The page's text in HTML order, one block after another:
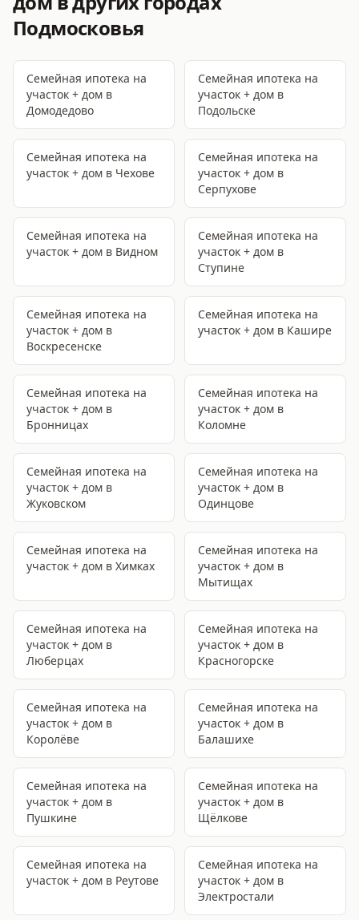
Подмосковья
Семейная ипотека на
участок + дом в
Домодедово
Семейная ипотека на
участок + дом в
Подольске
Семейная ипотека на
участок + дом в Чехове
Семейная ипотека на
участок + дом в
Серпухове
Семейная ипотека на
участок + дом в Видном
Семейная ипотека на
участок + дом в
Ступине
Семейная ипотека на
участок + дом в
Воскресенске
Семейная ипотека на
участок + дом в Кашире
Семейная ипотека на
участок + дом в
Бронницах
Семейная ипотека на
участок + дом в
Коломне
Семейная ипотека на
участок + дом в
Жуковском
Семейная ипотека на
участок + дом в
Одинцове
Семейная ипотека на
участок + дом в Химках
Семейная ипотека на
участок + дом в
Мытищах
Семейная ипотека на
участок + дом в
Люберцах
Семейная ипотека на
участок + дом в
Красногорске
Семейная ипотека на
участок + дом в
Королёве
Семейная ипотека на
участок + дом в
Балашихе
Семейная ипотека на
участок + дом в
Пушкине
Семейная ипотека на
участок + дом в
Щёлкове
Семейная ипотека на
участок + дом в Реутове
Семейная ипотека на
участок + дом в
Электростали